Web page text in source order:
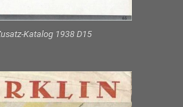
Katalog 1938 D15